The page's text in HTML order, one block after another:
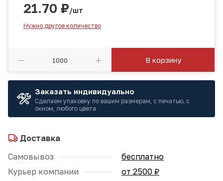
21.70 ₽/шт
Нужно другое количество
В корзину
Заказать индивидуально
Сделаем упаковку по вашим размерам, с печатью, с
окном, любого цвета
Доставка
Самовывоз
бесплатно
Курьер компании
от 2500 ₽